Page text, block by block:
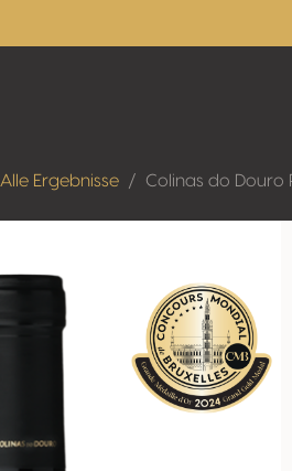
Alle Ergebnisse Colinas do Douro